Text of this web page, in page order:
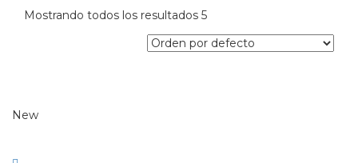
Mostrando todos los resultados 5
New